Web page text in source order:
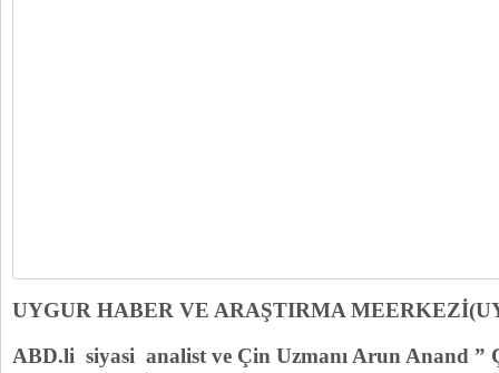
UYGUR HABER VE ARAŞTIRMA
ABD.li siyasi analist ve Çin Uzmanı Arun Anand ”